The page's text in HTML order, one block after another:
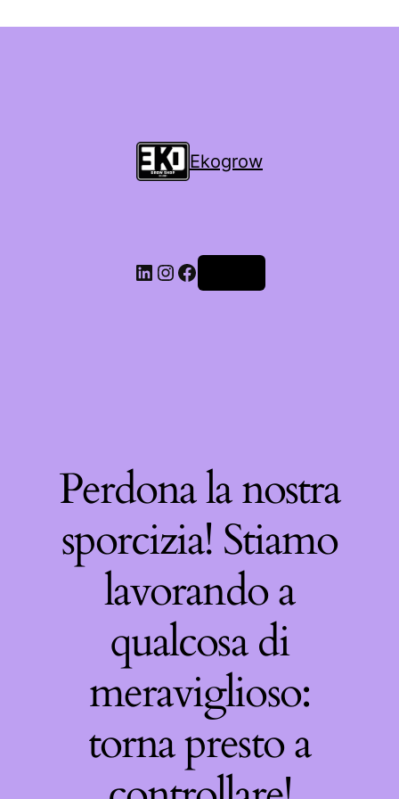
Ekogrow
Perdona la nostra
sporcizia! Stiamo
lavorando a
qualcosa di
meraviglioso:
torna presto a